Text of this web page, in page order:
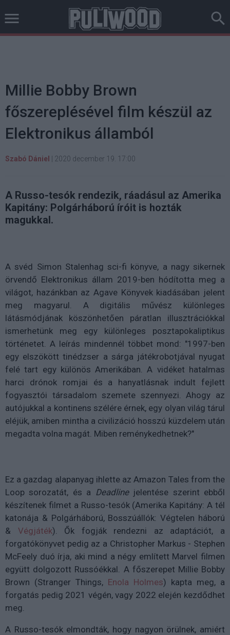
Millie Bobby Brown
főszereplésével film készül az
Elektronikus államból
Szabó Dániel 2020 december 19. 17:00
A Russo-tesók rendezik, ráadásul az Amerika
Kapitány: Polgárháború íróit is hozták
magukkal.
A svéd Simon Stalenhag sci-fi könyve, a nagy sikernek
örvendő Elektronikus állam 2019-ben hódította meg a
világot, hazánkban az Agave Könyvek kiadásában jelent
meg magyarul. A digitális művész különleges
látásmódjának köszönhetően páratlan illusztrációkkal
ismerhetünk meg egy különleges posztapokaliptikus
történetet. A leírás mindennél többet mond: "1997-ben
egy elszökött tinédzser a sárga játékrobotjával nyugat
felé tart egy különös Amerikában. A vidéket hatalmas
harci drónok romjai és a hanyatlásnak indult fejlett
fogyasztói társadalom szemete szennyezi. Ahogy az
autójukkal a kontinens szélére érnek, egy olyan világ tárul
eléjük, amiben mintha a civilizáció hosszú küzdelem után
megadta volna magát. Miben reménykedhetnek?"
Ez a gazdag alapanyag ihlette az Amazon Tales from the
Loop sorozatát, és a Deadlinejelentése szerint ebből
készítenek filmet a Russo-tesók (Amerika Kapitány: A tél
katonája & Polgárháború, Bosszúállók: Végtelen háború
& Végjáték). Ők fogják rendezni az adaptációt, a
forgatókönyvet pedig az a Christopher Markus - Stephen
McFeely duó írja, aki mind a négy említett Marvel filmen
együtt dolgozott Russóékkal. A főszerepet Millie Bobby
Brown (Stranger Things, Enola Holmes) kapta meg, a
forgatás pedig 2021 végén, vagy 2022 elején kezdődhet
meg.
A Russo-tesók elmondták, hogy nagyon örülnek, amiért